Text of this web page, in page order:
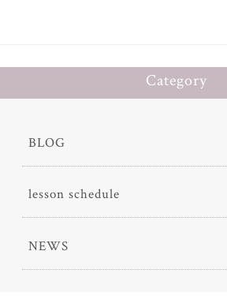
Category
BLOG
lesson schedule
NEWS